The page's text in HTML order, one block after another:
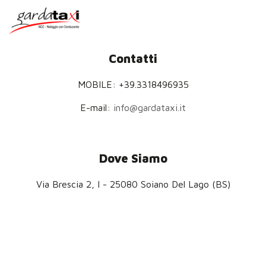
Contatti
MOBILE: +39.3318496935
E-mail: info@gardataxi.it
Dove Siamo
Via Brescia 2, I - 25080 Soiano Del Lago (BS)